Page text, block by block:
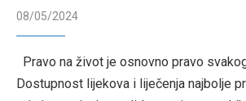
08/05/2024
Pravo na život je osnovno pravo
Dostupnost lijekova i liječenja najbolje